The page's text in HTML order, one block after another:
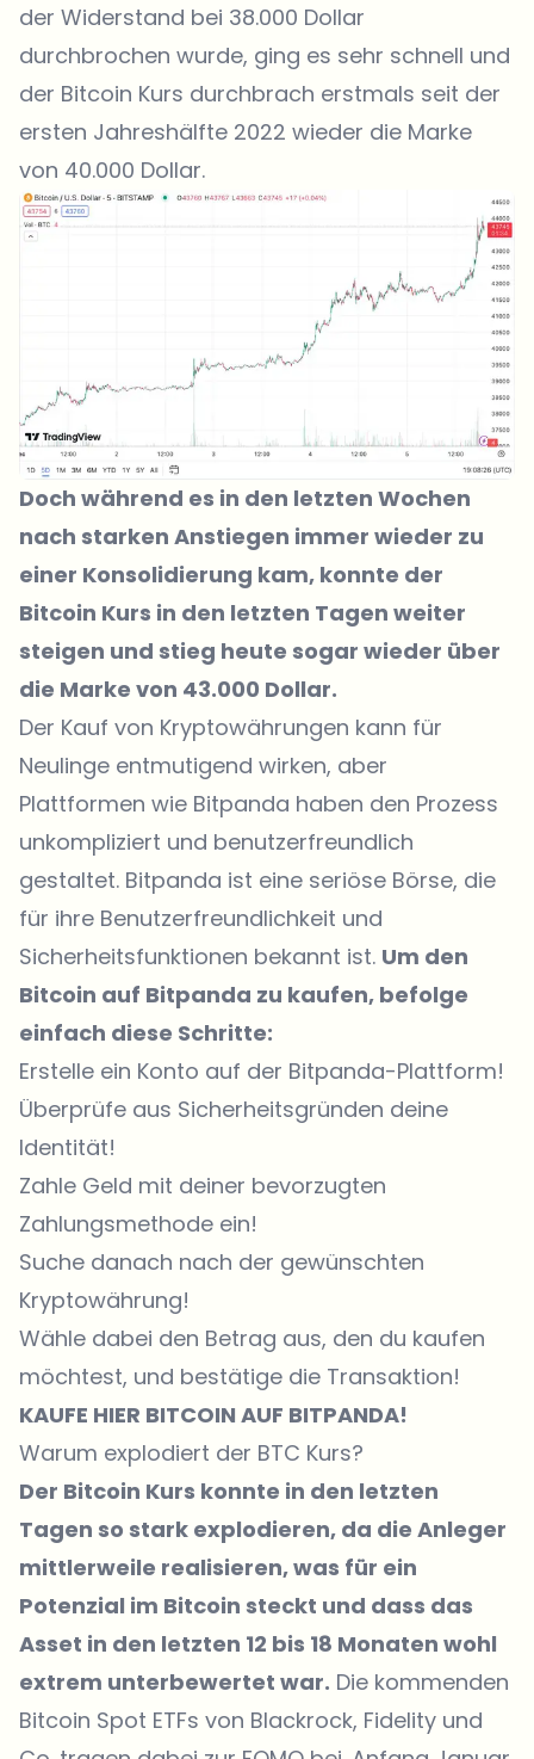
der Widerstand bei 38.000 Dollar
durchbrochen wurde, ging es sehr schnell und
der Bitcoin Kurs durchbrach erstmals seit der
ersten Jahreshälfte 2022 wieder die Marke
von 40.000 Dollar.
Doch während es in den letzten Wochen
nach starken Anstiegen immer wieder zu
einer Konsolidierung kam, konnte der
Bitcoin Kurs in den letzten Tagen weiter
steigen und stieg heute sogar wieder über
die Marke von 43.000 Dollar.
Der Kauf von Kryptowährungen kann für
Neulinge entmutigend wirken, aber
Plattformen wie Bitpanda haben den Prozess
unkompliziert und benutzerfreundlich
gestaltet. Bitpanda ist eine seriöse Börse, die
für ihre Benutzerfreundlichkeit und
Sicherheitsfunktionen bekannt ist. Um den
Bitcoin auf Bitpanda zu kaufen, befolge
einfach diese Schritte:
Erstelle ein Konto auf der Bitpanda-Plattform!
Überprüfe aus Sicherheitsgründen deine
Identität!
Zahle Geld mit deiner bevorzugten
Zahlungsmethode ein!
Suche danach nach der gewünschten
Kryptowährung!
Wähle dabei den Betrag aus, den du kaufen
möchtest, und bestätige die Transaktion!
KAUFE HIER BITCOIN AUF BITPANDA!
Warum explodiert der BTC Kurs?
Der Bitcoin Kurs konnte in den letzten
Tagen so stark explodieren, da die Anleger
mittlerweile realisieren, was für ein
Potenzial im Bitcoin steckt und dass das
Asset in den letzten 12 bis 18 Monaten wohl
extrem unterbewertet war. Die kommenden
Bitcoin Spot ETFs von Blackrock, Fidelity und